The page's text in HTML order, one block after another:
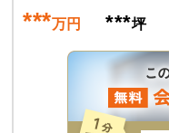
***万円 ***坪